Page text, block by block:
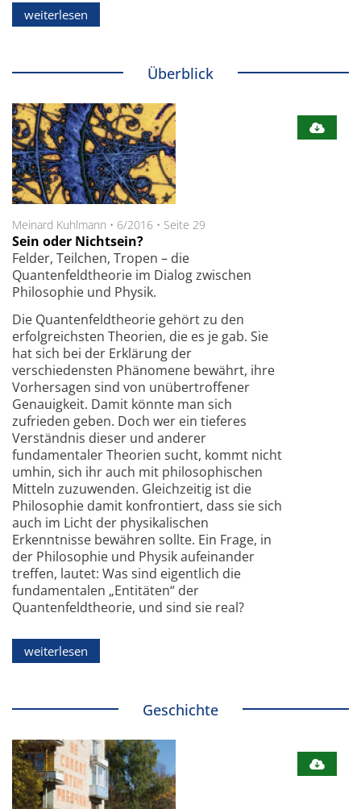
weiterlesen
Überblick
Meinard Kuhlmann • 6/2016 • Seite 29
Sein oder Nichtsein?
Felder, Teilchen, Tropen – die
Quantenfeldtheorie im Dialog zwischen
Philosophie und Physik.
Die Quantenfeldtheorie gehört zu den
erfolgreichsten Theorien, die es je gab. Sie
hat sich bei der Erklärung der
verschiedensten Phänomene bewährt, ihre
Vorhersagen sind von unübertroffener
Genauigkeit. Damit könnte man sich
zufrieden geben. Doch wer ein tieferes
Verständnis dieser und anderer
fundamentaler Theorien sucht, kommt nicht
umhin, sich ihr auch mit philosophischen
Mitteln zuzuwenden. Gleichzeitig ist die
Philosophie damit konfrontiert, dass sie sich
auch im Licht der physikalischen
Erkenntnisse bewähren sollte. Ein Frage, in
der Philosophie und Physik aufeinander
treffen, lautet: Was sind eigentlich die
fundamentalen „Entitäten“ der
Quantenfeldtheorie, und sind sie real?
weiterlesen
Geschichte